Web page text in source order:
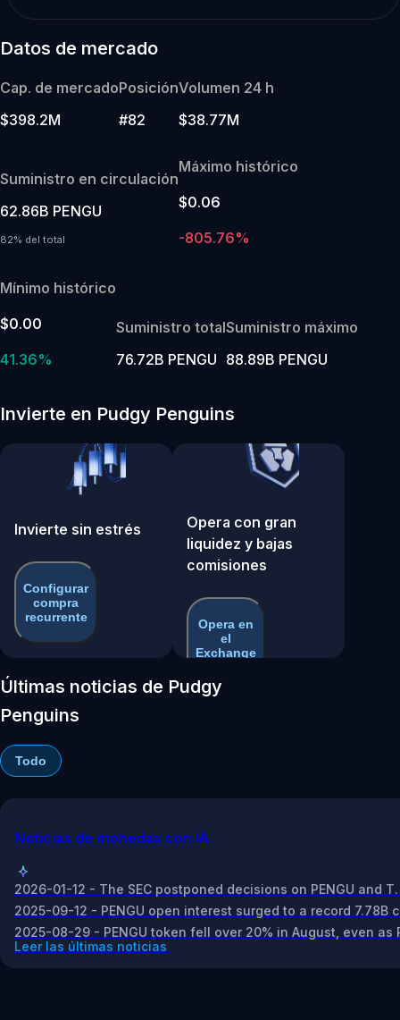
Datos de mercado
Cap. de mercado
$398.2M
Posición
#82
Volumen 24 h
$38.77M
Suministro en circulación
62.86B PENGU
82% del total
Máximo histórico
$0.06
-805.76%
Mínimo histórico
$0.00
41.36%
Suministro total
76.72B PENGU
Suministro máximo
88.89B PENGU
Invierte en Pudgy Penguins
Invierte sin estrés
Configurar
compra
recurrente
Opera con gran
liquidez y bajas
comisiones
Opera en
el
Exchange
Últimas noticias de Pudgy
Penguins
Todo
Noticias de monedas con IA
2026-01-12 - The SEC postponed decisions on PENGU and
2025-09-12 - PENGU open interest surged to a record
2025-08-29 - PENGU token fell over 20% in August, even
Leer las últimas noticias